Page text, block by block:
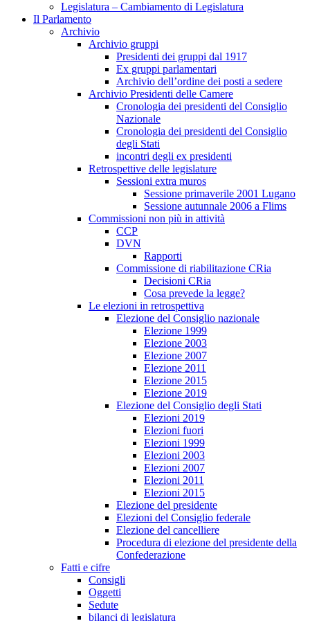
Legislatura – Cambiamento di Legislatura
Il Parlamento
Archivio
Archivio gruppi
Presidenti dei gruppi dal 1917
Ex gruppi parlamentari
Archivio dell’ordine dei posti a sedere
Archivio Presidenti delle Camere
Cronologia dei presidenti del Consiglio
Nazionale
Cronologia dei presidenti del Consiglio
degli Stati
incontri degli ex presidenti
Retrospettive delle legislature
Sessioni extra muros
Sessione primaverile 2001 Lugano
Sessione autunnale 2006 a Flims
Commissioni non più in attività
CCP
DVN
Rapporti
Commissione di riabilitazione CRia
Decisioni CRia
Cosa prevede la legge?
Le elezioni in retrospettiva
Elezione del Consiglio nazionale
Elezione 1999
Elezione 2003
Elezione 2007
Elezione 2011
Elezione 2015
Elezione 2019
Elezione del Consiglio degli Stati
Elezioni 2019
Elezioni fuori
Elezioni 1999
Elezioni 2003
Elezioni 2007
Elezioni 2011
Elezioni 2015
Elezione del presidente
Elezioni del Consiglio federale
Elezione del cancelliere
Procedura di elezione del presidente della
Confederazione
Fatti e cifre
Consigli
Oggetti
Sedute
bilanci di legislatura